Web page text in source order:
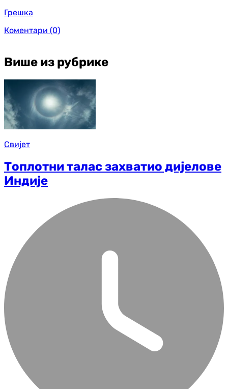
Грешка
Коментари (0)
Више из рубрике
Свијет
Топлотни талас захватио дијелове
Индије